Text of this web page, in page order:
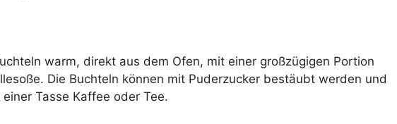
warm, direkt aus dem Ofen, mit einer großzügigen Portion
Die Buchteln können mit Puderzucker bestäubt werden und
Tasse Kaffee oder Tee.